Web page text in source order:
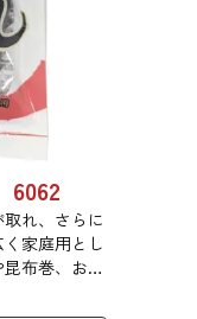
れ、さらに
家庭用とし
布巻、おで